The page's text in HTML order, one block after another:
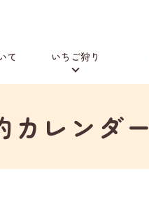
て いちご狩り
カレンダー